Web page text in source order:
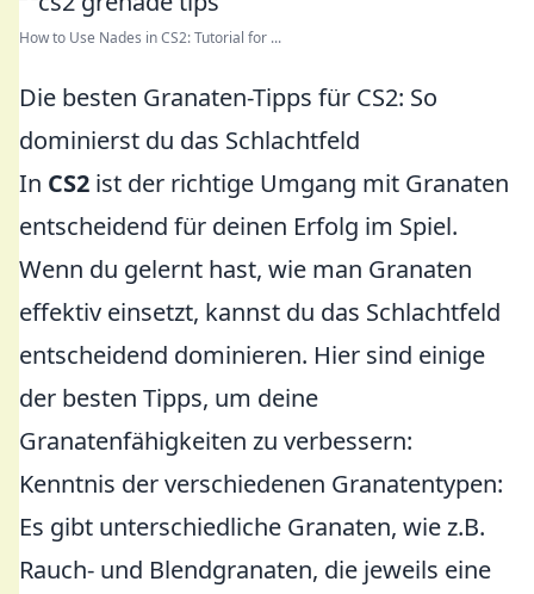
How to Use Nades in CS2: Tutorial for ...
Die besten Granaten-Tipps für CS2: So
dominierst du das Schlachtfeld
In CS2 ist der richtige Umgang mit Granaten
entscheidend für deinen Erfolg im Spiel.
Wenn du gelernt hast, wie man Granaten
effektiv einsetzt, kannst du das Schlachtfeld
entscheidend dominieren. Hier sind einige
der besten Tipps, um deine
Granatenfähigkeiten zu verbessern:
Kenntnis der verschiedenen Granatentypen:
Es gibt unterschiedliche Granaten, wie z.B.
Rauch- und Blendgranaten, die jeweils eine